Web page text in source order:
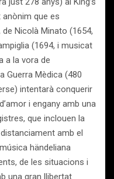
que es
Nicolà Minato (1654,
(1694, i musicat
a la vora de
Guerra Mèdica (480
intentarà conquerir
i engany amb una
que inclouen la
amb el
händeliana
de les situacions i
una gran llibertat